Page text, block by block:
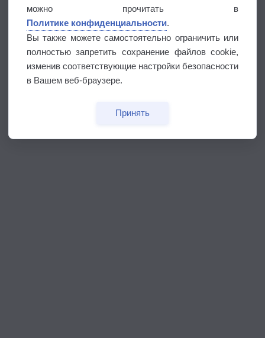
можно прочитать в
Политике конфиденциальности.
Вы также можете самостоятельно ограничить или
полностью запретить сохранение файлов cookie,
изменив соответствующие настройки безопасности
в Вашем веб-браузере.
Принять